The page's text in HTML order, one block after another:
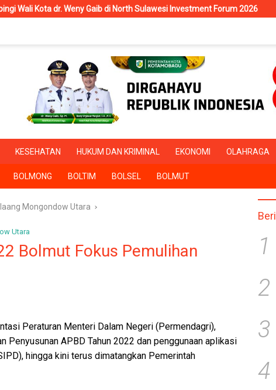
di North Sulawesi Investment Forum 2026 RSUD
KESEHATAN HUKUM DAN KRIMINAL EKONOMI OLAHRAGA
BOLMONG BOLTIM BOLSEL BOLMUT
Mongondow Utara
Utara
Bolmut Fokus Pemulihan
Peraturan Menteri Dalam Negeri (Permendagri),
Penyusunan APBD Tahun 2022 dan penggunaan aplikasi
hingga kini terus dimatangkan Pemerintah
1
2
3
4